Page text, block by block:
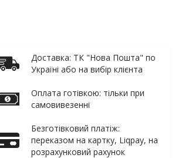
Доставка: ТК "Нова Пошта" по
Україні або на вибір клієнта
Оплата готівкою: тільки при
самовивезенні
Безготівковий платіж:
переказом на картку, Liqpay, на
розрахунковий рахунок